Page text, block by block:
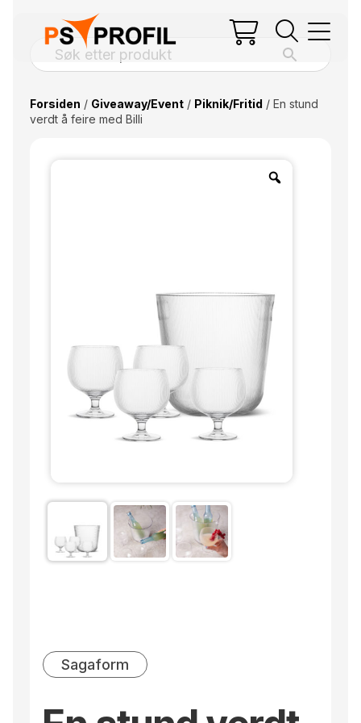
Forsiden / Giveaway/Event/ Piknik/Fritid / En stund
verdt å feire med Billi
Sagaform